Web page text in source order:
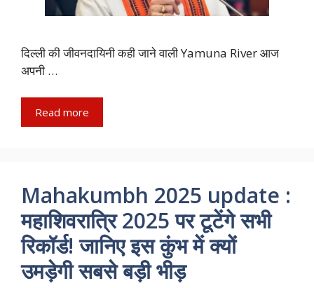
दिल्ली की जीवनदायिनी कही जाने वाली Yamuna River आज
अपनी …
Read more
Mahakumbh 2025 update :
महाशिवरात्रि 2025 पर टूटेंगे सभी
रिकॉर्ड! जानिए इस कुंभ में क्यों
उमड़ेगी सबसे बड़ी भीड़